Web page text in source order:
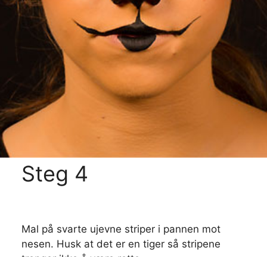
Steg 4
Mal på svarte ujevne striper i pannen mot
nesen. Husk at det er en tiger så stripene